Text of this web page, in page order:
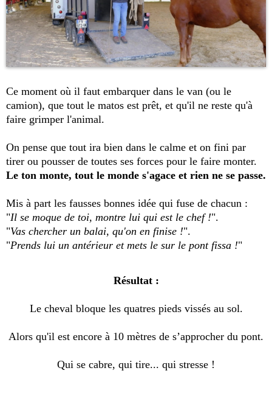
Ce moment où il faut embarquer dans le van (ou le
camion), que tout le matos est prêt, et qu'il ne reste qu'à
faire grimper l'animal.
On pense que tout ira bien dans le calme et on fini par
tirer ou pousser de toutes ses forces pour le faire monter.
Le ton monte, tout le monde s'agace et rien ne se passe.
Mis à part les fausses bonnes idée qui fuse de chacun :
"Il se moque de toi, montre lui qui est le chef !".
"Vas chercher un balai, qu'on en finise !".
"Prends lui un antérieur et mets le sur le pont fissa !"
Résultat :
Le cheval bloque les quatres pieds vissés au sol.
Alors qu'il est encore à 10 mètres de s’approcher du pont.
Qui se cabre, qui tire... qui stresse !